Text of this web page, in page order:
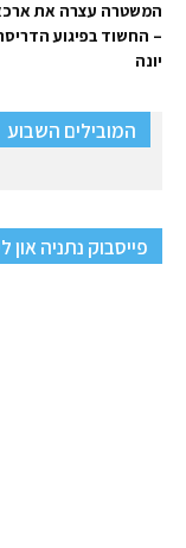
המשטרה עצרה את
– החשוד בפיגוע
יונה
המובילים השבוע
פייסבוק נתניה און